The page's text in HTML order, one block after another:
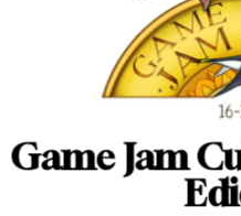
Game Jam